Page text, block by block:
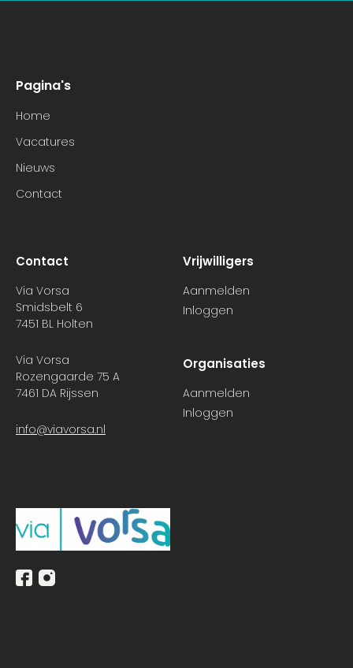
Pagina's
Home
Vacatures
Nieuws
Contact
Contact
Via Vorsa
Smidsbelt 6
7451 BL Holten
Via Vorsa
Rozengaarde 75 A
7461 DA Rijssen
info@viavorsa.nl
Vrijwilligers
Aanmelden
Inloggen
Organisaties
Aanmelden
Inloggen